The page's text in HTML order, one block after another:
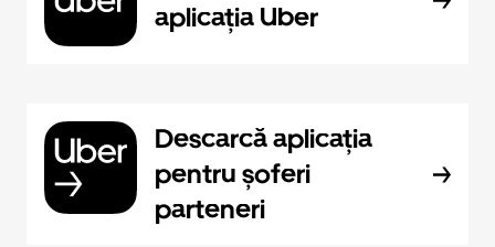
aplicația Uber
Descarcă aplicația
pentru șoferi
parteneri